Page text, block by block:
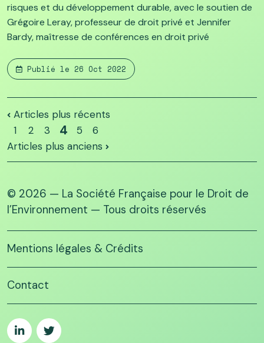
risques et du développement durable, avec le soutien de
Grégoire Leray, professeur de droit privé et Jennifer
Bardy, maîtresse de conférences en droit privé
Publié le 26 Oct 2022
Articles plus récents
1
2 3 4 5
6
Articles plus anciens
© 2026 — La Société Française pour le Droit de
l’Environnement — Tous droits réservés
Mentions légales & Crédits
Contact